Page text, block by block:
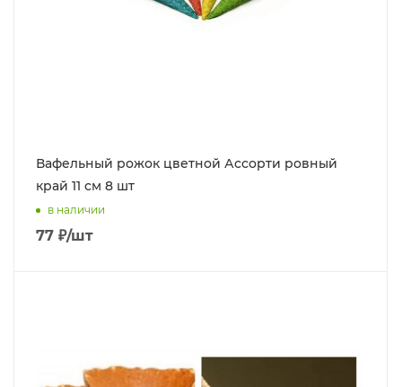
Вафельный рожок цветной Ассорти ровный
край 11 см 8 шт
в наличии
77 ₽/шт